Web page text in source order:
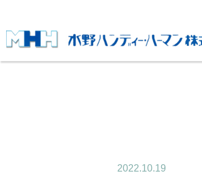
2022.10.19